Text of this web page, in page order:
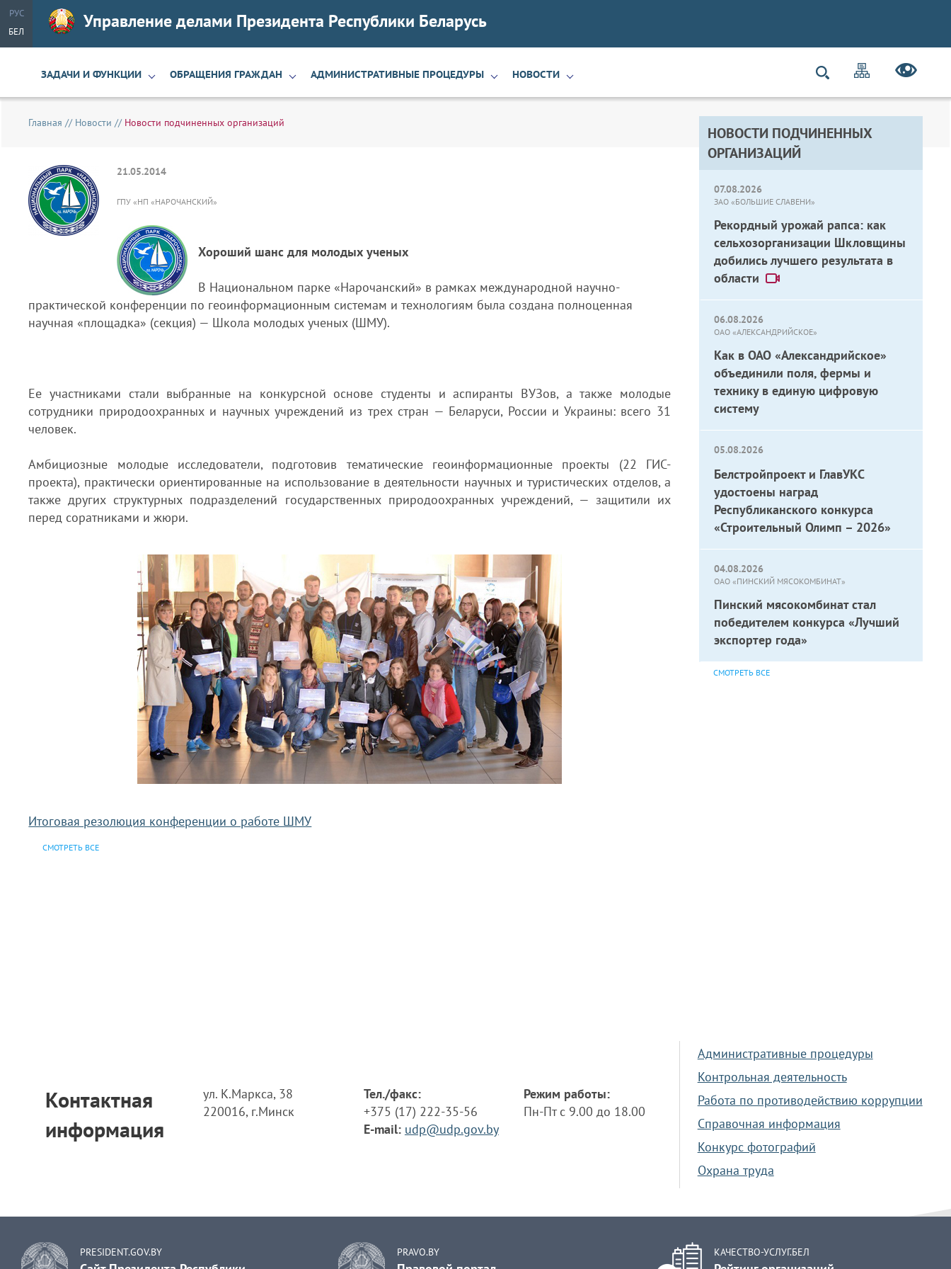
РУС
БЕЛ
Управление делами Президента Республики Беларусь
ЗАДАЧИ И ФУНКЦИИ ОБРАЩЕНИЯ ГРАЖДАН АДМИНИСТРАТИВНЫЕ ПРОЦЕДУРЫ НОВОСТИ
НОВОСТИ ПОДЧИНЕННЫХ
ОРГАНИЗАЦИЙ
07.08.2026
ЗАО «БОЛЬШИЕ СЛАВЕНИ»
Рекордный урожай рапса: как
сельхозорганизации Шкловщины
добились лучшего результата в
области
06.08.2026
ОАО «АЛЕКСАНДРИЙСКОЕ»
Как в ОАО «Александрийское»
объединили поля, фермы и
технику в единую цифровую
систему
05.08.2026
Белстройпроект и ГлавУКС
удостоены наград
Республиканского конкурса
«Строительный Олимп – 2026»
04.08.2026
ОАО «ПИНСКИЙ МЯСОКОМБИНАТ»
Пинский мясокомбинат стал
победителем конкурса «Лучший
экспортер года»
СМОТРЕТЬ ВСЕ
Главная // Новости // Новости подчиненных организаций
21.05.2014
ГПУ «НП «НАРОЧАНСКИЙ»
Хороший шанс для молодых ученых
В Национальном парке «Нарочанский» в рамках международной научно-
практической конференции по геоинформационным системам и технологиям была создана полноценная
научная «площадка» (секция) — Школа молодых ученых (ШМУ).
Ее участниками стали выбранные на конкурсной основе студенты и аспиранты ВУЗов, а также молодые
сотрудники природоохранных и научных учреждений из трех стран — Беларуси, России и Украины: всего 31
человек.
Амбициозные молодые исследователи, подготовив тематические геоинформационные проекты (22 ГИС-
проекта), практически ориентированные на использование в деятельности научных и туристических отделов, а
также других структурных подразделений государственных природоохранных учреждений, — защитили их
перед соратниками и жюри.
Итоговая резолюция конференции о работе ШМУ
СМОТРЕТЬ ВСЕ
Контактная
информация
ул. К.Маркса, 38
220016, г.Минск
Тел./факс:
+375 (17) 222-35-56
E-mail: udp@udp.gov.by
Режим работы:
Пн-Пт с 9.00 до 18.00
Административные процедуры
Контрольная деятельность
Работа по противодействию коррупции
Справочная информация
Конкурс фотографий
Охрана труда
PRESIDENT.GOV.BY PRAVO.BY КАЧЕСТВО-УСЛУГ.БЕЛ